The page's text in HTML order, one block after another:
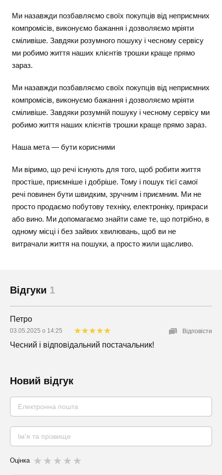
Ми назавжди позбавляємо своїх покупців від неприємних
компромісів, виконуємо бажання і дозволяємо мріяти
сміливіше. Завдяки розумного пошуку і чесному сервісу
ми робимо життя наших клієнтів трошки краще прямо
зараз.
Ми назавжди позбавляємо своїх покупців від неприємних
компромісів, виконуємо бажання і дозволяємо мріяти
сміливіше. Завдяки розумній пошуку і чесному сервісу ми
робимо життя наших клієнтів трошки краще прямо зараз.
Наша мета — бути корисними
Ми віримо, що речі існують для того, щоб робити життя
простіше, приємніше і добріше. Тому і пошук тієї самої
речі повинен бути швидким, зручним і приємним. Ми не
просто продаємо побутову техніку, електроніку, прикраси
або вино. Ми допомагаємо знайти саме те, що потрібно, в
одному місці і без зайвих хвилювань, щоб ви не
витрачали життя на пошуки, а просто жили щасливо.
Відгуки 1
Петро
03.05.2025 о 14:25
Чесний і відповідальний постачальник!
Відповісти
Новий відгук
Оцінка